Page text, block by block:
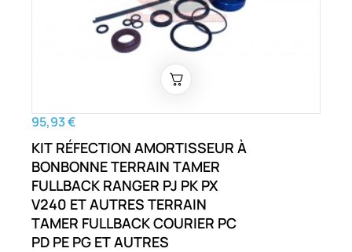
95,93 €
KIT RÉFECTION AMORTISSEUR À
BONBONNE TERRAIN TAMER
FULLBACK RANGER PJ PK PX
V240 ET AUTRES TERRAIN
TAMER FULLBACK COURIER PC
PD PE PG ET AUTRES